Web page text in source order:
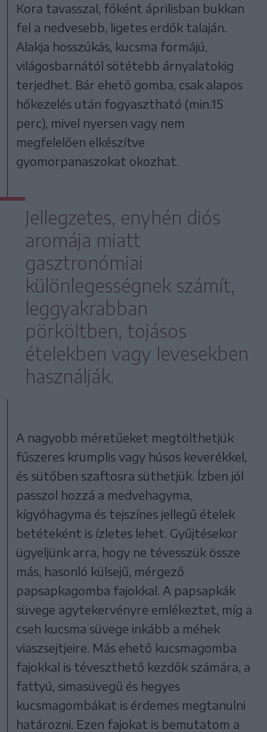
Kora tavasszal, főként áprilisban bukkan
fel a nedvesebb, ligetes erdők talaján.
Alakja hosszúkás, kucsma formájú,
világosbarnától sötétebb árnyalatokig
terjedhet. Bár ehető gomba, csak alapos
hőkezelés után fogyasztható (min.15
perc), mivel nyersen vagy nem
megfelelően elkészítve
gyomorpanaszokat okozhat.
Jellegzetes, enyhén diós
aromája miatt
gasztronómiai
különlegességnek számít,
leggyakrabban
pörköltben, tojásos
ételekben vagy levesekben
használják.
A nagyobb méretűeket megtölthetjük
fűszeres krumplis vagy húsos keverékkel,
és sütőben szaftosra süthetjük. Ízben jól
passzol hozzá a medvehagyma,
kígyóhagyma és tejszínes jellegű ételek
betéteként is ízletes lehet. Gyűjtésekor
ügyeljünk arra, hogy ne tévesszük össze
más, hasonló külsejű, mérgező
papsapkagomba fajokkal. A papsapkák
süvege agytekervényre emlékeztet, míg a
cseh kucsma süvege inkább a méhek
viaszsejtjeire. Más ehető kucsmagomba
fajokkal is téveszthető kezdők számára, a
fattyú, simasüvegű és hegyes
kucsmagombákat is érdemes megtanulni
határozni. Ezen fajokat is bemutatom a